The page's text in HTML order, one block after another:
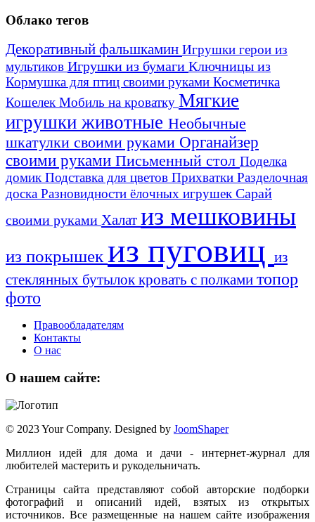
Облако тегов
Декоративный фальшкамин Игрушки герои из
мультиков Игрушки из бумаги Ключницы из
Кормушка для птиц своими руками Косметичка
КошелекМобиль на кроватку Мягкие
игрушки животные Необычные
шкатулки своими руками Органайзер
своими руками Письменный стол Поделка
домикПодставка для цветов Прихватки Разделочная
доска Разновидности ёлочных игрушекСарай
своими руками Халат из мешковины
из покрышек из пуговиц из
стеклянных бутылоккровать с полками топор
фото
Правообладателям
Контакты
О нас
О нашем сайте:
© 2023 Your Company. Designed by JoomShaper
Миллион идей для дома и дачи - интернет-журнал для
любителей мастерить и рукодельничать.
Страницы сайта представляют собой авторские подборки
фотографий и описаний идей, взятых из открытых
источников. Все размещенные на нашем сайте изображения